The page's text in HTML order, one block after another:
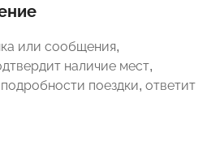
или сообщения,
наличие мест,
поездки, ответит